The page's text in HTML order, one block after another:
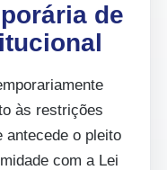
de
às restrições
antecede o pleito
com a Lei